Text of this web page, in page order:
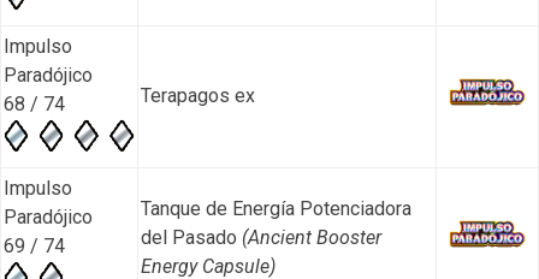
Impulso
Paradójico
68 / 74
Terapagos ex
Impulso
Paradójico
69 / 74
Tanque de Energía Potenciadora
del Pasado (Ancient Booster
Energy Capsule)